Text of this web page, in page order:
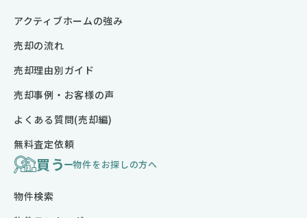
アクティブホームの強み
売却の流れ
売却理由別ガイド
売却事例・お客様の声
よくある質問(売却編)
無料査定依頼
買う 物件をお探しの方へ
物件検索